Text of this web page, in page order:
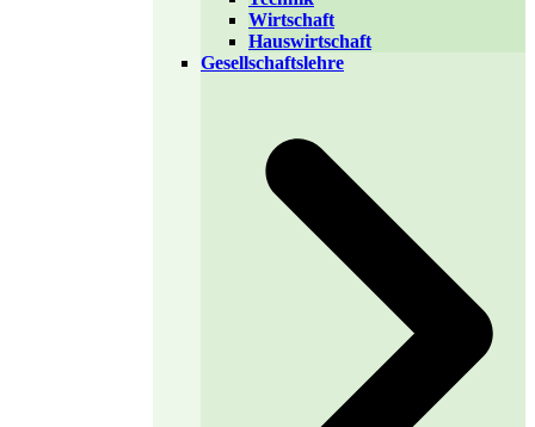
Wirtschaft
Hauswirtschaft
Gesellschaftslehre